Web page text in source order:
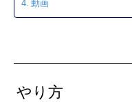
動画
やり方